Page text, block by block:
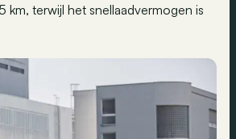
km, terwijl het snellaadvermogen is